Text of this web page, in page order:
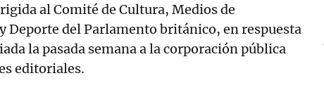
al Comité de Cultura, Medios de
Deporte del Parlamento británico, en respuesta
la pasada semana a la corporación pública
editoriales.